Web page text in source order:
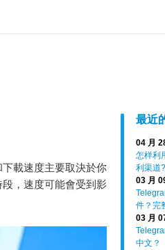
最近
04 月
怎样利
利渠道?
03 月
件？完
03 月
中文？
載速度主要取決於你
，速度可能會受到影